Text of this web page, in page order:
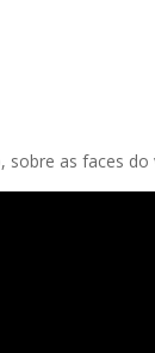
sobre as faces